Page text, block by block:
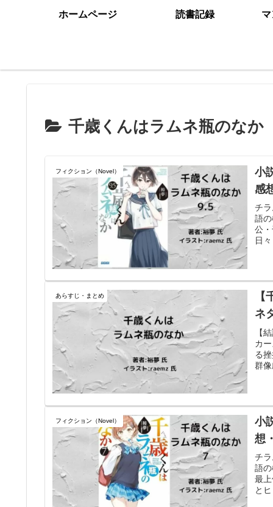
ホームページ 読書記録
千歳くんはラムネ瓶のなか
フィクション（Novel）
小
感
チ
語
公
日
あらすじ・まとめ
ネ
【
カ
る
群
フィクション（Novel）
小
想
チ
語
最
と